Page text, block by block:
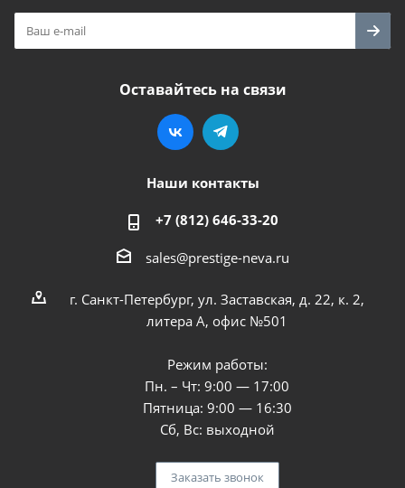
Оставайтесь на связи
Наши контакты
+7 (812) 646-33-20
sales@prestige-neva.ru
г. Санкт-Петербург, ул. Заставская, д. 22, к. 2,
литера А, офис №501
Режим работы:
Пн. – Чт: 9:00 — 17:00
Пятница: 9:00 — 16:30
Сб, Вс: выходной
Заказать звонок